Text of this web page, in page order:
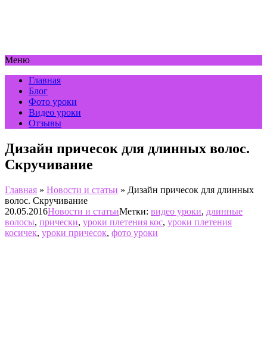
Меню
Главная
Блог
Фото уроки
Видео уроки
Отзывы
Дизайн причесок для длинных волос.
Скручивание
Главная » Новости и статьи » Дизайн причесок для длинных
волос. Скручивание
20.05.2016Новости и статьиМетки: видео уроки, длинные
волосы, прически, уроки плетения кос, уроки плетения
косичек, уроки причесок, фото уроки